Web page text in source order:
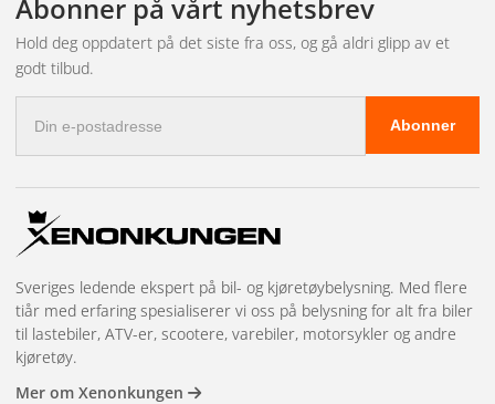
LED eller halogen for
skiltbelysning?
LED er standarden for bilskiltbelysning i dag. En LED-pære
bruker mindre enn 1 watt sammenlignet med 5 watt for
motstandsdyktig mot vibrasjoner. Dette betyr at LED-
belysning vanligvis varer lenger enn kjøretøyets levetid,
mens en halogenpære kan trenge å byttes ut flere ganger i
løpet av samme periode.
Abonner på vårt nyhetsbrev
Hold deg oppdatert på det siste fra oss, og gå aldri glipp av et
godt tilbud.
postadresse
Abonner
Sveriges ledende ekspert på bil- og kjøretøybelysning. Med flere
tiår med erfaring spesialiserer vi oss på belysning for alt fra biler
til lastebiler, ATV-er, scootere, varebiler, motorsykler og andre
kjøretøy.
Mer om Xenonkungen